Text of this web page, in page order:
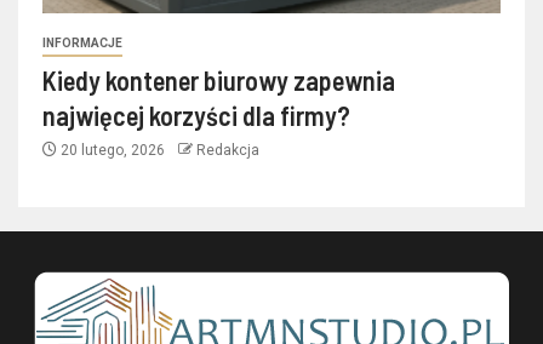
INFORMACJE
Kiedy kontener biurowy zapewnia
najwięcej korzyści dla firmy?
20 lutego, 2026 Redakcja